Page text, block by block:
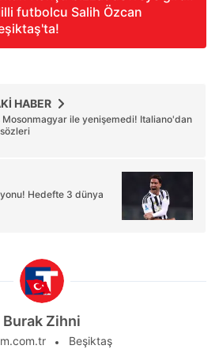
dahilinde kullanılacaktır.
Metnimizi okumak ve sitemizde
kullanılan çerezlerle ilgili bilgi
futbolcu Salih Özcan
HABER
Mosonmagyar ile yenişemedi! Italiano'dan
Hedefte 3 dünya
Burak Zihni
Beşiktaş